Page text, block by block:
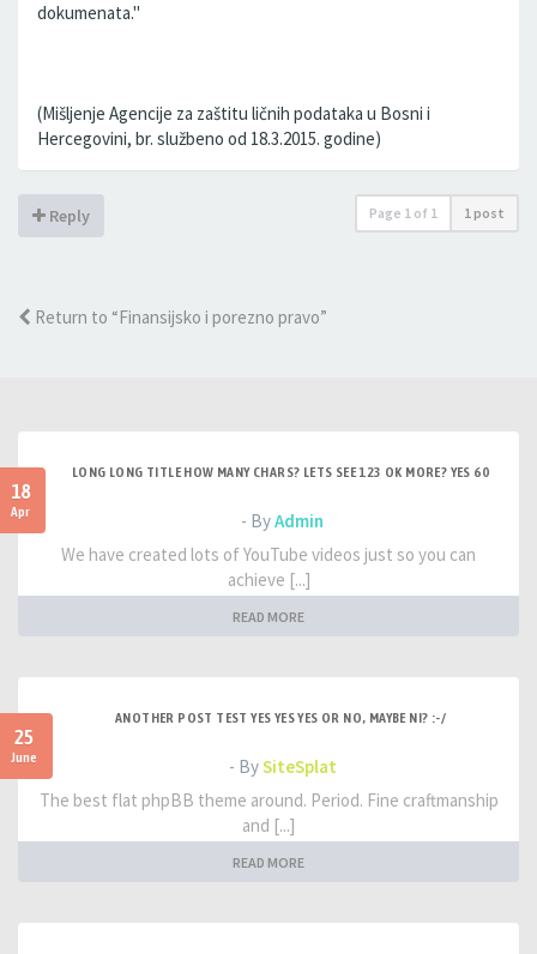
dokumenata."
(Mišljenje Agencije za zaštitu ličnih podataka u Bosni i
Hercegovini, br. službeno od 18.3.2015. godine)
Reply Page 1 of 1 1 post
Return to “Finansijsko i porezno pravo”
18
Apr
LONG LONG TITLE HOW MANY CHARS? LETS SEE 123 OK MORE? YES 60
- ByAdmin
We have created lots of YouTube videos just so you can
achieve [...]
READ MORE
25
June
ANOTHER POST TEST YES YES YES OR NO, MAYBE NI? :-/
- BySiteSplat
The best flat phpBB theme around. Period. Fine craftmanship
and [...]
READ MORE